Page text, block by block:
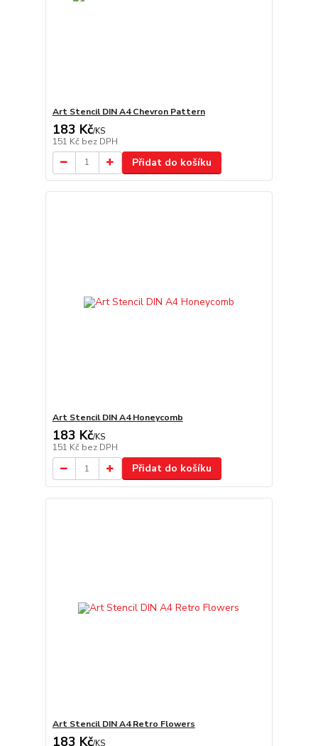
Art Stencil DIN A4 Chevron Pattern
183 Kč/KS
151 Kč bez DPH
Přidat do košíku
Art Stencil DIN A4 Honeycomb
183 Kč/KS
151 Kč bez DPH
Přidat do košíku
Art Stencil DIN A4 Retro Flowers
183 Kč/KS